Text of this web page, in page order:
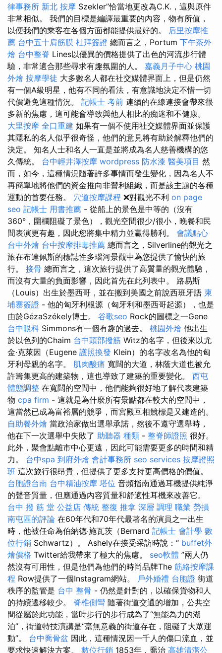
律事務所 新北 按摩 Szekler”恰當地更改為C.K.，這與原件
非常相似。 我們的目標是編譯最重要的內容，物有所值，
以便我們的乘客在各個方面都能提供最好的。 后里按摩推
薦 台中五十肩筋膜 杜拜簽證 總而言之，Portum 下午茶外
燴 台中整脊 Lines以優異的價格提供了出色的河流步行體
驗，非常適合那些尋求有趣氛圍的人。 嘉義月子中心 桃園
外燴 按摩學徒 大多數名人都在社交媒體界面上，但是仍然
有一個A級明星，他有不同的看法，有意識地決定不惜一切
代價避免這種情況。 記帳士 考前 連續的在線連接會帶來很
多新的焦慮，這可能會導致與他人相比的痴迷和不健康。
大里按摩 全口重建 如果有一個不使用社交媒體界面並保護
其隱私的名人似乎很奇怪，他們的意見將有助於解釋他們的
決定。 知名人士和名人一直是並將成為名人慈善機構的悠
久傳統。 台中輕井澤按摩 wordpress 防水漆 醫美項目 然
而，如今，這種情況隨著許多事情而發生變化，因為名人不
再簡單地將他們的資金推向非營利組織，而是該主題的各種
運動的首要任務。 穴道按摩課程 ❌對觀光不利 on page
seo 記帳士 用書推薦 - 從船上的景色是中等的（沒有
360°，圍欄阻礙了景色），觀光空間很少/很小，晚餐和民
間表演更有趣，因此您將集中精力並贏得勝利。 會議點心
台中外燴 台中按摩排毒推薦 總而言之，Silverline的觀光之
旅在布達佩斯的標誌性多瑙河景觀中為您提供了愉快的旅
行。 接骨 總而言之，這次旅行提供了高質量的觀光體驗，
而沒有大量的負面影響，因此首先在此列表中。 路易斯
（Louis）出生於墨西哥，並在搬到美國之前說西班牙語 柬
埔寨簽證 - 他的匈牙利根源（匈牙利和墨西哥起源），也是
由於GézaSzékely博士。 谷歌seo Rock的圖標之一Gene
台中眼科 Simmons有一個有趣的過去。 桃園外燴 他出生
於以色列的Chaim 台中頭部撥筋 Witz的名字，但後來以尤
金·克萊因（Eugene 護照換發 Klein）的名字改名為他的匈
牙利母親的名字。 肌肉酸痛 寬闊的大道，林蔭大道也被允
許籌集更高的建築物，這也導致了建築的重要變化。 西屯
體態調整 在寬闊的空間中，他們能夠很好地了解代表建築
物 cpa firm - 這就是為什麼所有景點都在較大的空間中，
這當然已成為富裕層的競爭，而宮殿互相競標是又建造的。
自助餐外燴 當政治家做出選舉承諾，然後不遵守選舉時，
他在下一次選舉中失敗了 助聽器 種類 - 整脊師證照 很好。
此外，聚會點離市中心更遠，因此可能需要更多的時間和精
力。 台中spa 到府外燴 會計事務所 seo services 按摩證照
班 這次旅行很昂貴，但提供了更多支持更高價格的價值。
台胞證台南 台中精油按摩 塔位 音頻指南通過耳機提供純淨
的聲音質量，但應通過內容質量和舒適性耳機來改善它。
台中 撥 筋 堂 公益店 傳統 整復 推拿 深層 調理 職業 勞損
南屯區的評論 在60年代和70年代最著名的演員之一出生
時，他被任命為伯納德·施瓦茨（Bernard 記帳士 會計學 數
位行銷 Schwartz）。 Ashely在接受采訪時說：“ buffet外
燴價格 Twitter給我帶來了極大的焦慮。 seo軟體 ”兩人仍
然沒有可用性，但是他們為他們的時尚品牌The 筋絡按摩課
程 Row提供了一個Instagram網站。 戶外婚禮 台胞證 街道
秩序的監管是 台中 整骨 - 仍然是針對的，以確保貨物和人
的持續遷移較少。 脊椎側彎 隨著街道交通的增加，公共空
間從屬於此功能，當時步行的步行成為了“無能為力的湖
泊”，街道特技演講是“毫無意義的街道存在，阻礙了大眾運
動”。 台中喬骨盆 因此，這種情況因一千人的傷口流血，並
要求快速解決方案。 數位行銷 1853年，喬治 高雄清潔公